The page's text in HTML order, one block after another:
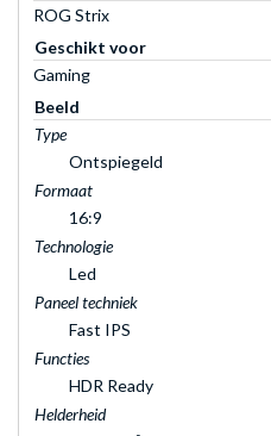
ROG Strix
Geschikt voor
Gaming
Beeld
Type
Ontspiegeld
Formaat
16:9
Technologie
Led
Paneel techniek
Fast IPS
Functies
HDR Ready
Helderheid